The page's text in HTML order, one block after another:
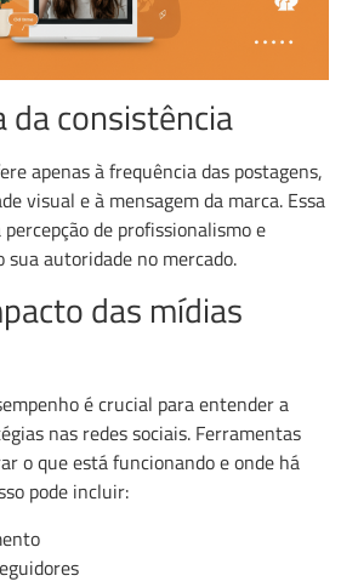
consistência
apenas à frequência das postagens,
visual e à mensagem da marca. Essa
de profissionalismo e
sua autoridade no mercado.
das mídias
é crucial para entender a
nas redes sociais. Ferramentas
o que está funcionando e onde há
pode incluir: